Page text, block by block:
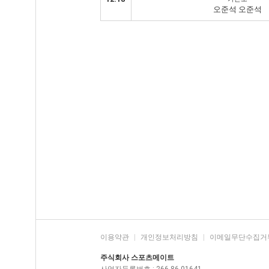
오준석 오준석
이용약관 개인정보처리방침 이메일무단수집거
주식회사 스포츠메이트